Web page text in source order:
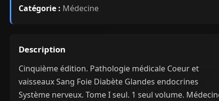
Catégorie : Médecine
Description
Cinquième édition. Pathologie médicale Coeur et
vaisseaux Sang Foie Diabète Glandes endocrines
Système nerveux. Tome I seul. 1 seul volume.